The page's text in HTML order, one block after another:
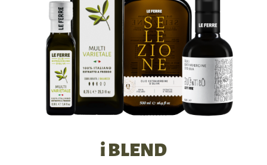
i BLEND